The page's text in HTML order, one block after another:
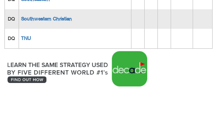
DQ Southwestern Christian
DQ TNU